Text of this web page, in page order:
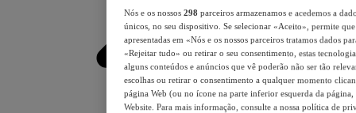
Nós e os nossos 298 parceiros armazenamos e acedemos a
únicos, no seu dispositivo. Se selecionar «Aceito», permite
apresentadas em «Nós e os nossos parceiros tratamos dados
«Rejeitar tudo» ou retirar o seu consentimento, estas
alguns conteúdos e anúncios que vê poderão não ser tão
escolhas ou retirar o consentimento a qualquer momento
página Web (ou no ícone na parte inferior esquerda da página,
Website. Para mais informação, consulte a nossa política de